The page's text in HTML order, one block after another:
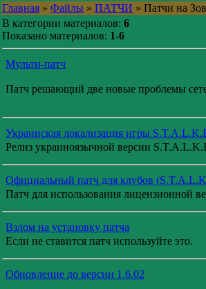
Главная » Файлы » ПАТЧИ » Патчи на
В категории материалов: 6
Показано материалов: 1-6
Мульти-патч
Патч решающий две новые проблемы
Украинская локализация игры
Релиз украиноязычной версии
Официальный патч для клубов
Патч для использования лицензионной
Взлом на установку патча
Если не ставится патч используйте это.
Обновление до версии 1.6.02